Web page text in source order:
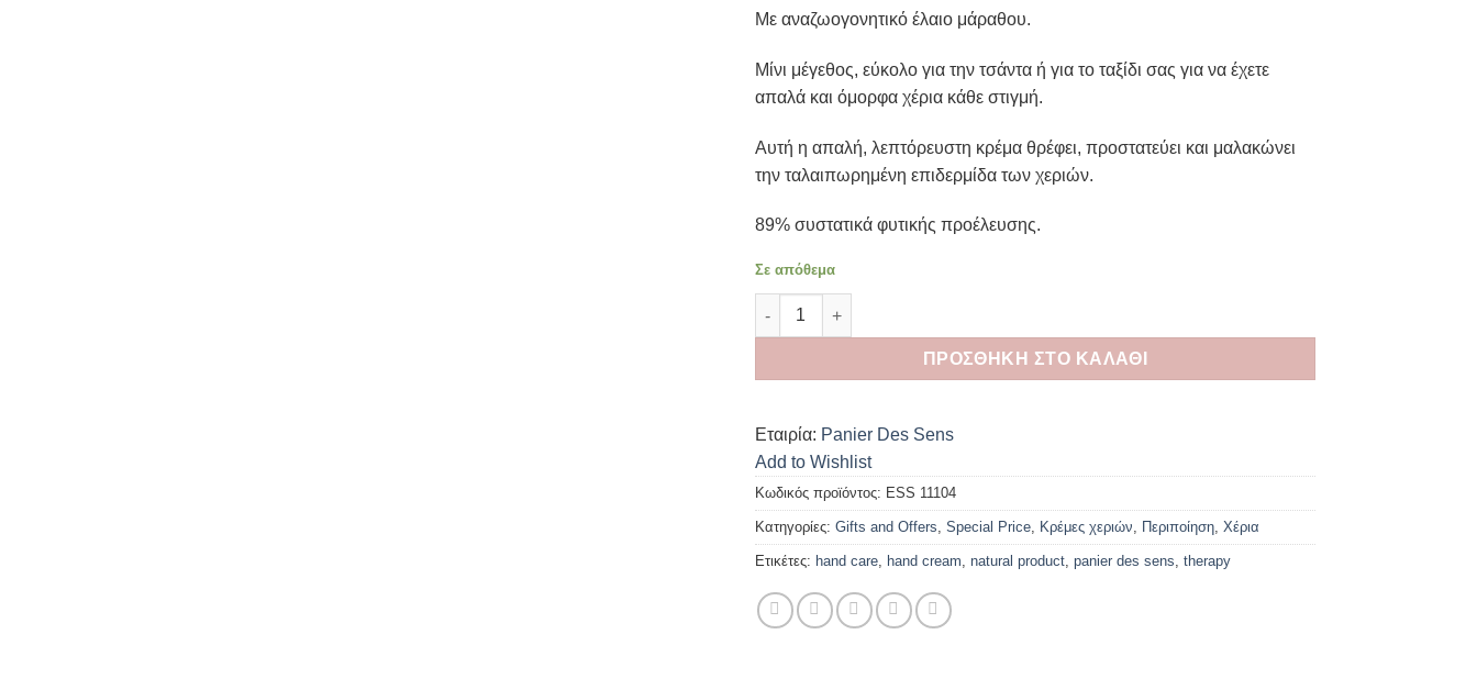
was:
€6.86.
τιμή
είναι:
€5.49.
Με αναζωογονητικό έλαιο μάραθου.
Μίνι μέγεθος, εύκολο για την τσάντα ή για το ταξίδι σας για να έχετε
απαλά και όμορφα χέρια κάθε στιγμή.
Αυτή η απαλή, λεπτόρευστη κρέμα θρέφει, προστατεύει και μαλακώνει
την ταλαιπωρημένη επιδερμίδα των χεριών.
89% συστατικά φυτικής προέλευσης.
Σε απόθεμα
Panier des Sens Φυτική Κρέμα Χεριών, Μάραθος ESS 11104 ποσότητα
ΠΡΟΣΘΉΚΗ ΣΤΟ ΚΑΛΆΘΙ
Εταιρία: Panier Des Sens
Add to Wishlist
Κωδικός προϊόντος: ESS 11104
Κατηγορίες: Gifts and Offers Special Price Κρέμες χεριών Περιποίηση Χέρια
Ετικέτες: hand care hand cream natural product panier des sens therapy